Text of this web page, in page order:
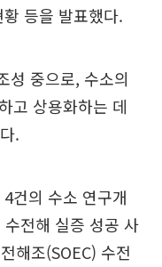
등을 발표했다.
성 중으로, 수소의
고 상용화하는 데
.
건의 수소 연구개
전해 실증 성공 사
해조(SOEC) 수전